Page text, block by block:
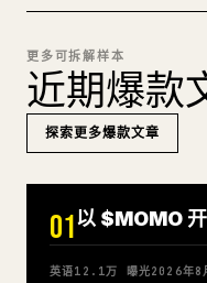
更多可拆解样本
近期爆款
探索更多爆款文章
01以 $MOMO
英语12.1万 曝光2026年8